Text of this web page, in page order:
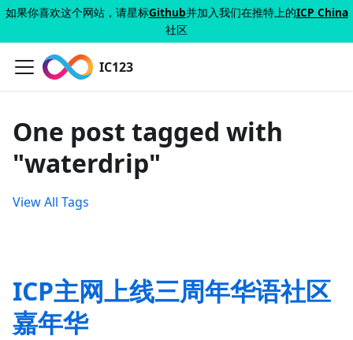
如果你喜欢这个网站，请星标Github并加入我们在推特上的ICP China
社区
IC123
One post tagged with
"waterdrip"
View All Tags
ICP主网上线三周年华语社区
嘉年华